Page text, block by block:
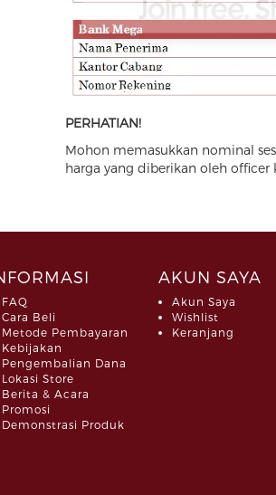
PERHATIAN!
Mohon memasukkan nominal
harga yang diberikan oleh officer
FAQ
Cara Beli
Metode Pembayaran
Kebijakan
Pengembalian Dana
Lokasi Store
Berita & Acara
Promosi
Demonstrasi Produk
AKUN SAYA
Akun Saya
Wishlist
Keranjang